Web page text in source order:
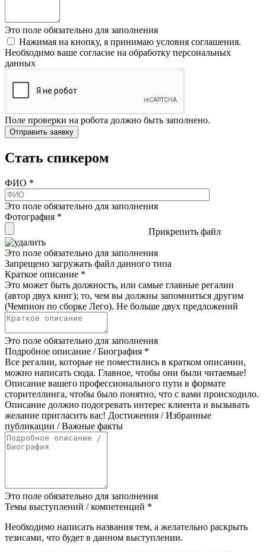
Это поле обязательно для заполнения
Нажимая на кнопку, я принимаю условия соглашения.
Необходимо ваше согласие на обработку персональных
данных
Поле проверки на робота должно быть заполнено.
Стать спикером
ФИО *
Это поле обязательно для заполнения
Фотография *
Прикрепить файл
Это поле обязательно для заполнения
Запрещено загружать файл данного типа
Краткое описание *
Это может быть должность, или самые главные регалии
(автор двух книг); то, чем вы должны запомниться другим
(Чемпион по сборке Лего). Не больше двух предложений
Это поле обязательно для заполнения
Подробное описание / Биография *
Все регалии, которые не поместились в кратком описании,
можно написать сюда. Главное, чтобы они были читаемые!
Описание вашего профессионального пути в формате
сторителлинга, чтобы было понятно, что с вами происходило.
Описание должно подогревать интерес клиента и вызывать
желание пригласить вас! Достижения / Избранные
публикации / Важные факты
Это поле обязательно для заполнения
Темы выступлений / компетенций *
Необходимо написать названия тем, а желательно раскрыть
тезисами, что будет в данном выступлении.